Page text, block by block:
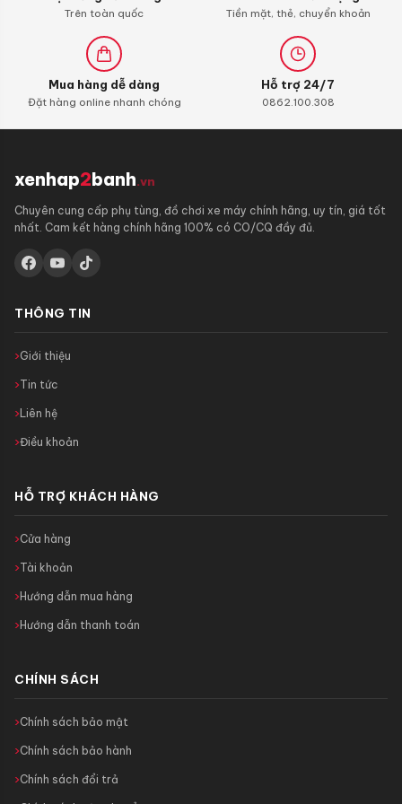
Trên toàn quốc Tiền mặt, thẻ, chuyển khoản
Mua hàng dễ dàng
Đặt hàng online nhanh chóng
Hỗ trợ 24/7
0862.100.308
xenhap2banh.vn
Chuyên cung cấp phụ tùng, đồ chơi xe máy chính hãng, uy tín, giá tốt
nhất. Cam kết hàng chính hãng 100% có CO/CQ đầy đủ.
THÔNG TIN
Giới thiệu
Tin tức
Liên hệ
Điều khoản
HỖ TRỢ KHÁCH HÀNG
Cửa hàng
Tài khoản
Hướng dẫn mua hàng
Hướng dẫn thanh toán
CHÍNH SÁCH
Chính sách bảo mật
Chính sách bảo hành
Chính sách đổi trả